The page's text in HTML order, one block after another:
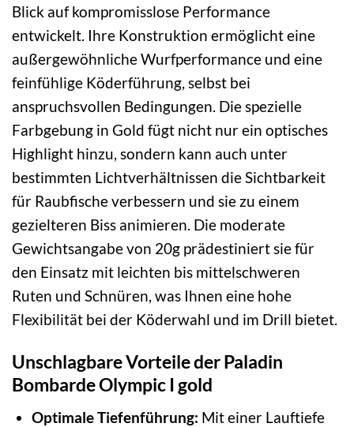
Blick auf kompromisslose Performance
entwickelt. Ihre Konstruktion ermöglicht eine
außergewöhnliche Wurfperformance und eine
feinfühlige Köderführung, selbst bei
anspruchsvollen Bedingungen. Die spezielle
Farbgebung in Gold fügt nicht nur ein optisches
Highlight hinzu, sondern kann auch unter
bestimmten Lichtverhältnissen die Sichtbarkeit
für Raubfische verbessern und sie zu einem
gezielteren Biss animieren. Die moderate
Gewichtsangabe von 20g prädestiniert sie für
den Einsatz mit leichten bis mittelschweren
Ruten und Schnüren, was Ihnen eine hohe
Flexibilität bei der Köderwahl und im Drill bietet.
Unschlagbare Vorteile der Paladin
Bombarde Olympic I gold
Optimale Tiefenführung: Mit einer Lauftiefe